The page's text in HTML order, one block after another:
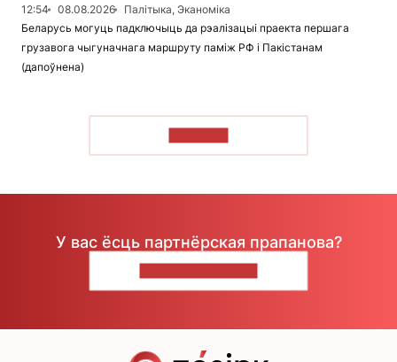
12:54
08.08.2026
Палітыка, Эканоміка
Беларусь могуць падключыць да рэалізацыі праекта першага
грузавога чыгуначнага маршруту паміж РФ і Пакістанам
(дапоўнена)
У вас ёсць партнёрская прапанова?